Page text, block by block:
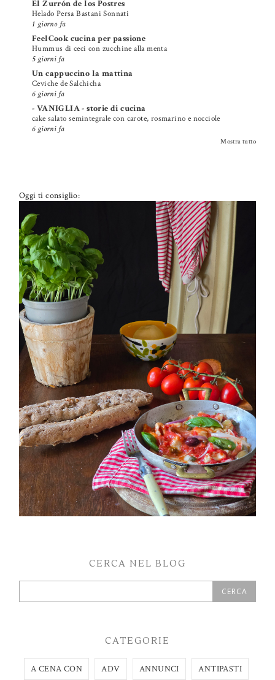
El Zurrón de los Postres
Helado Persa Bastani Sonnati
1 giorno fa
FeelCook cucina per passione
Hummus di ceci con zucchine alla menta
5 giorni fa
Un cappuccino la mattina
Ceviche de Salchicha
6 giorni fa
- VANIGLIA - storie di cucina
cake salato semintegrale con carote, rosmarino e nocciole
6 giorni fa
Mostra tutto
Oggi ti consiglio:
PETTI DI POLLO ALLA PIZZAIOLA
CERCA NEL BLOG
CATEGORIE
A CENA CON ADV ANNUNCI ANTIPASTI